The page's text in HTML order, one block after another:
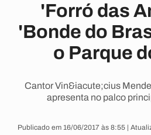
'Forró das
'Bonde do
o Parque
Cantor Vin&iacute;cius
apresenta no palco
Publicado em 16/06/2017 às 8:55 |